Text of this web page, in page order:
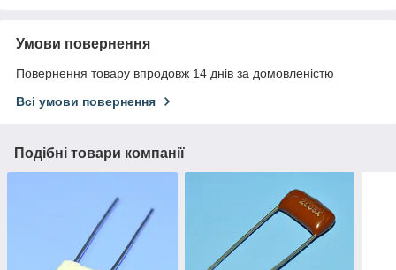
Умови повернення
Повернення товару впродовж 14 днів за домовленістю
Всі умови повернення
Подібні товари компанії